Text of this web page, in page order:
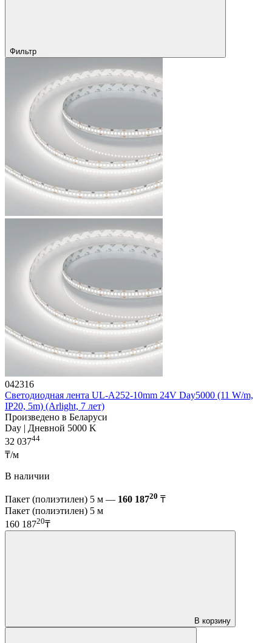
Фильтр
042316
Светодиодная лента UL-A252-10mm 24V Day5000 (11 W/m,
IP20, 5m) (Arlight, 7 лет)
Произведено в Беларуси
Day | Дневной 5000 K
32 03744
₸/м
В наличии
Пакет (полиэтилен) 5 м — 160 18720 ₸
Пакет (полиэтилен) 5 м
160 18720₸
В корзину